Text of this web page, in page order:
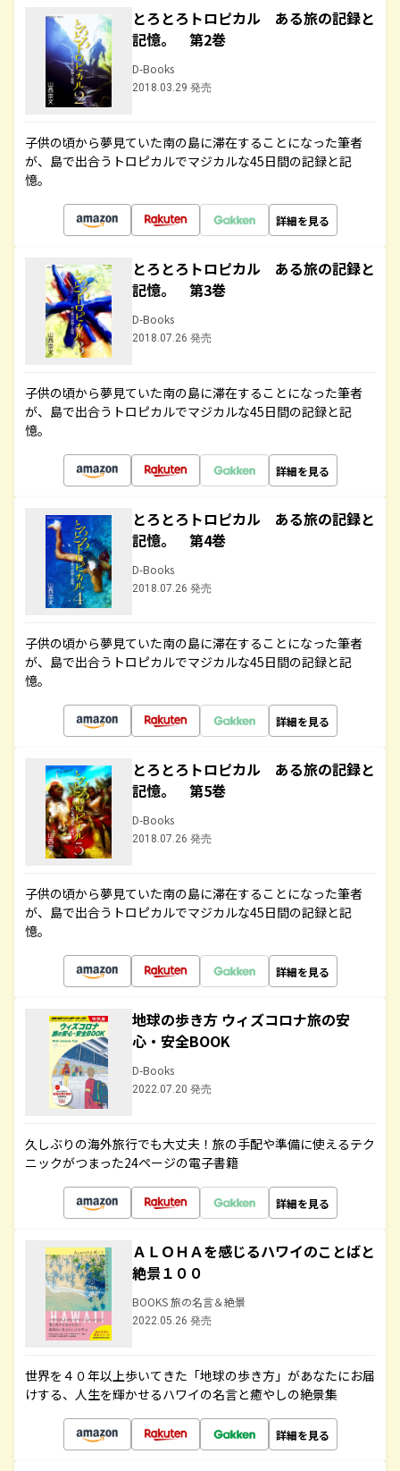
とろとろトロピカル ある旅の記録と
記憶。 第2巻
D-Books
2018.03.29 発売
子供の頃から夢見ていた南の島に滞在することになった筆者
が、島で出合うトロピカルでマジカルな45日間の記録と記
憶。
詳細を見る
とろとろトロピカル ある旅の記録と
記憶。 第3巻
D-Books
2018.07.26 発売
子供の頃から夢見ていた南の島に滞在することになった筆者
が、島で出合うトロピカルでマジカルな45日間の記録と記
憶。
詳細を見る
とろとろトロピカル ある旅の記録と
記憶。 第4巻
D-Books
2018.07.26 発売
子供の頃から夢見ていた南の島に滞在することになった筆者
が、島で出合うトロピカルでマジカルな45日間の記録と記
憶。
詳細を見る
とろとろトロピカル ある旅の記録と
記憶。 第5巻
D-Books
2018.07.26 発売
子供の頃から夢見ていた南の島に滞在することになった筆者
が、島で出合うトロピカルでマジカルな45日間の記録と記
憶。
詳細を見る
地球の歩き方 ウィズコロナ旅の安
心・安全BOOK
D-Books
2022.07.20 発売
久しぶりの海外旅行でも大丈夫！旅の手配や準備に使えるテク
ニックがつまった24ページの電子書籍
詳細を見る
ＡＬＯＨＡを感じるハワイのことばと
絶景１００
BOOKS 旅の名言＆絶景
2022.05.26 発売
世界を４０年以上歩いてきた「地球の歩き方」があなたにお届
けする、人生を輝かせるハワイの名言と癒やしの絶景集
詳細を見る